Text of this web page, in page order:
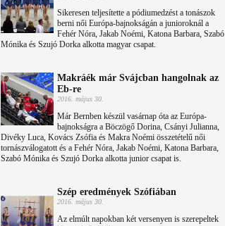
Sikeresen teljesítette a pódiumedzést a tonászok
berni női Európa-bajnokságán a junioroknál a
Fehér Nóra, Jakab Noémi, Katona Barbara, Szabó
Mónika és Szujó Dorka alkotta magyar csapat.
Makráék már Svájcban hangolnak az
Eb-re
2016. május 30.
Már Bernben készül vasárnap óta az Európa-
bajnokságra a Böczögő Dorina, Csányi Julianna,
Divéky Luca, Kovács Zsófia és Makra Noémi összetételű női
tornászválogatott és a Fehér Nóra, Jakab Noémi, Katona Barbara,
Szabó Mónika és Szujó Dorka alkotta junior csapat is.
Szép eredmények Szófiában
2016. május 30.
Az elmúlt napokban két versenyen is szerepeltek